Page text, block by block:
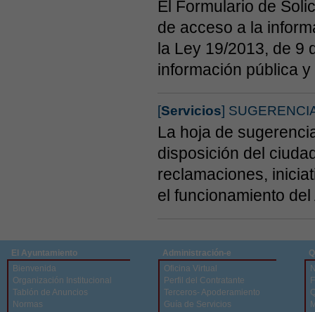
El Formulario de
de acceso a la
la Ley 19/2013, de 9
información pública
[Servicios]
La hoja de
disposición del
reclamaciones,
el funcionamiento
El Ayuntamiento
Bienvenida
Organización Institucional
Tablón de Anuncios
Normas
Administración-e
Oficina Virtual
Perfil del Contratante
Terceros- Apoderamiento
Guía de Servicios